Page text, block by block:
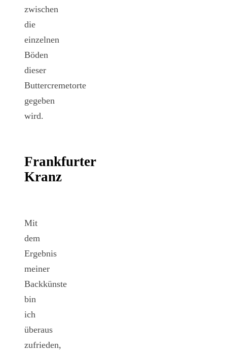
zwischen
die
einzelnen
Böden
dieser
Buttercremetorte
gegeben
wird.
Frankfurter
Kranz
Mit
dem
Ergebnis
meiner
Backkünste
bin
ich
überaus
zufrieden,